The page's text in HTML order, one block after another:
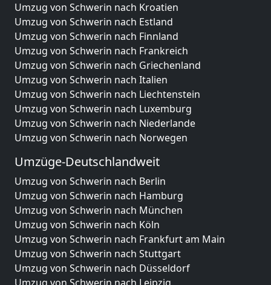
Umzug von Schwerin nach Kroatien
Umzug von Schwerin nach Estland
Umzug von Schwerin nach Finnland
Umzug von Schwerin nach Frankreich
Umzug von Schwerin nach Griechenland
Umzug von Schwerin nach Italien
Umzug von Schwerin nach Liechtenstein
Umzug von Schwerin nach Luxemburg
Umzug von Schwerin nach Niederlande
Umzug von Schwerin nach Norwegen
Umzüge-Deutschlandweit
Umzug von Schwerin nach Berlin
Umzug von Schwerin nach Hamburg
Umzug von Schwerin nach München
Umzug von Schwerin nach Köln
Umzug von Schwerin nach Frankfurt am Main
Umzug von Schwerin nach Stuttgart
Umzug von Schwerin nach Düsseldorf